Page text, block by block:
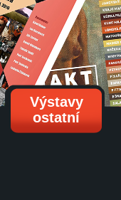
Výstavy
ostatní